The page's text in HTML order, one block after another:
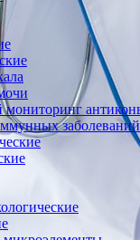
заболеваний